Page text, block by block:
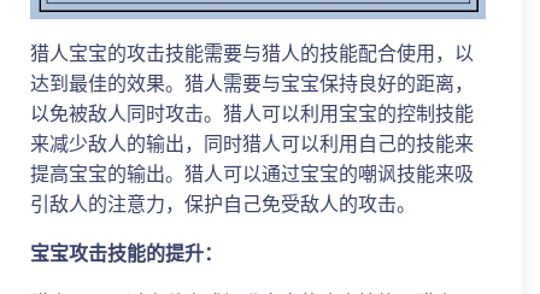
猎人宝宝的攻击技能需要与猎人的技能配合使用，以
达到最佳的效果。猎人需要与宝宝保持良好的距离，
以免被敌人同时攻击。猎人可以利用宝宝的控制技能
来减少敌人的输出，同时猎人可以利用自己的技能来
提高宝宝的输出。猎人可以通过宝宝的嘲讽技能来吸
引敌人的注意力，保护自己免受敌人的攻击。
宝宝攻击技能的提升：